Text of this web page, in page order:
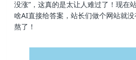
没涨”，这真的是太让人难过了！现在
啥AI直接给答案，站长们做个网站就
熬了！